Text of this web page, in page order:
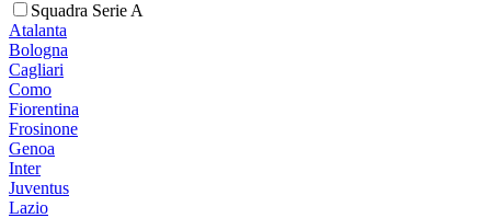
Squadra Serie A
Atalanta
Bologna
Cagliari
Como
Fiorentina
Frosinone
Genoa
Inter
Juventus
Lazio